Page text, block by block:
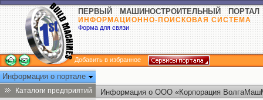
ПЕРВЫЙ МАШИНОСТРОИТЕЛЬНЫЙ ПОРТАЛ
ИНФОРМАЦИОННО-ПОИСКОВАЯ СИСТЕМА
Форма для связи
Добавить в избранное
Информация о портале
Каталоги предприятий
Информация о ООО «Корпорация